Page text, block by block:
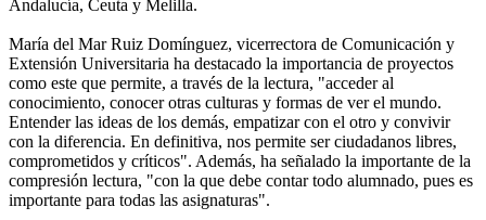
Andalucía, Ceuta y Melilla.
María del Mar Ruiz Domínguez, vicerrectora de Comunicación y
Extensión Universitaria ha destacado la importancia de proyectos
como este que permite, a través de la lectura, "acceder al
conocimiento, conocer otras culturas y formas de ver el mundo.
Entender las ideas de los demás, empatizar con el otro y convivir
con la diferencia. En definitiva, nos permite ser ciudadanos libres,
comprometidos y críticos". Además, ha señalado la importante de la
compresión lectura, "con la que debe contar todo alumnado, pues es
importante para todas las asignaturas".